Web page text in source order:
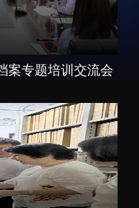
移转化
股企业
果超市
作交流
案专题培训交流会